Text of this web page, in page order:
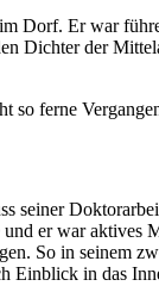
Er war
Dichter der
so ferne
er war
So in seinem
Einblick in das